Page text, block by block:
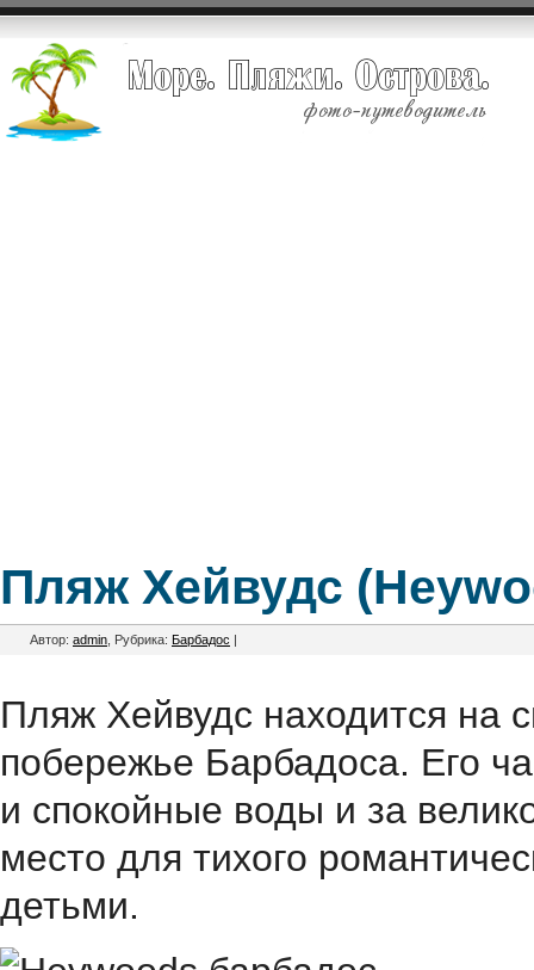
Пляж Хейвудс
Автор: admin , Рубрика: Барбадос |
Пляж Хейвудс находится на
побережье Барбадоса. Его
и спокойные воды и за
место для тихого
детьми.